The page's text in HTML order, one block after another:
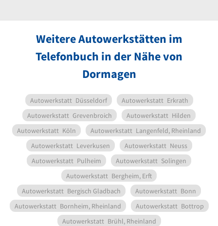
Weitere Autowerkstätten im
Telefonbuch in der Nähe von
Dormagen
Autowerkstatt Düsseldorf Autowerkstatt Erkrath
Autowerkstatt Grevenbroich Autowerkstatt Hilden
Autowerkstatt Köln Autowerkstatt Langenfeld, Rheinland
Autowerkstatt Leverkusen Autowerkstatt Neuss
Autowerkstatt Pulheim Autowerkstatt Solingen
Autowerkstatt Bergheim, Erft
Autowerkstatt Bergisch Gladbach Autowerkstatt Bonn
Autowerkstatt Bornheim, Rheinland Autowerkstatt Bottrop
Autowerkstatt Brühl, Rheinland